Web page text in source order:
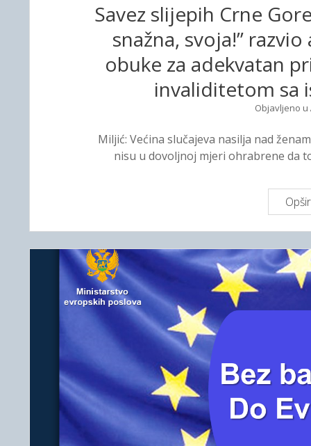
Savez slijepih Crne
snažna, svoja!”
obuke za adekvatan
invaliditetom sa
Objavljeno u
Miljić: Većina slučajeva nasilja nad
nisu u dovoljnoj mjeri ohrabrene da